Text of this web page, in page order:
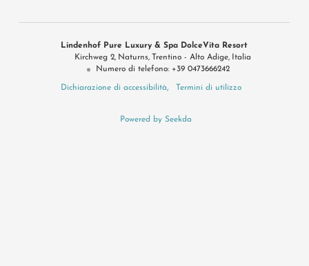
Lindenhof Pure Luxury & Spa DolceVita Resort
Kirchweg 2 Naturns Trentino - Alto Adige
Italia
Numero di telefono: +39 0473666242
Dichiarazione di accessibilità Termini di utilizzo
Powered by Seekda